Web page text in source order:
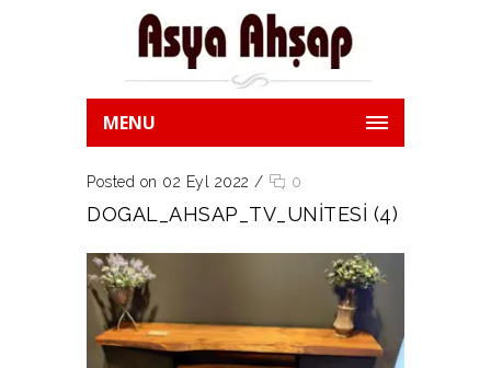
MENU
Posted on 02 Eyl 2022 / 0
DOGAL_AHSAP_TV_UNITESI (4)